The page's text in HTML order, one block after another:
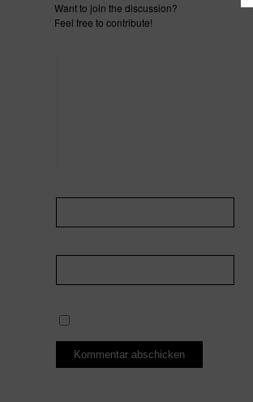
Want to join the discussion?
Feel free to contribute!